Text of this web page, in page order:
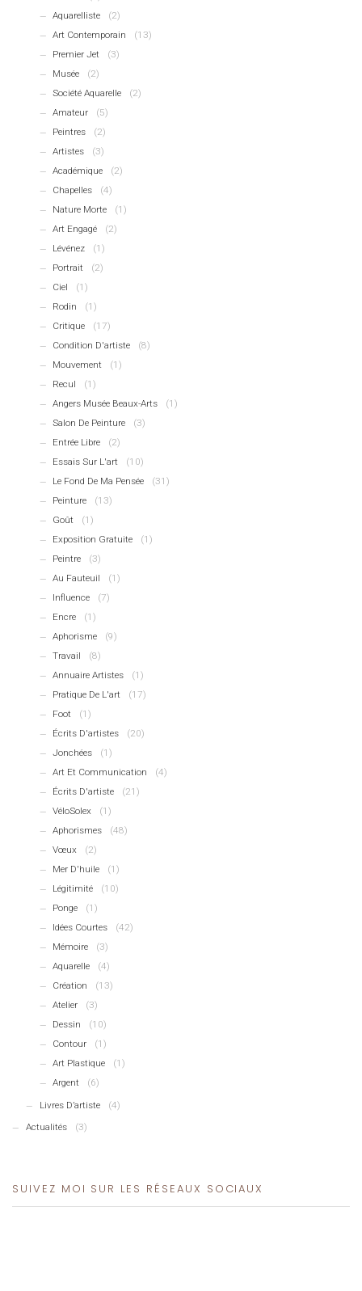
Aquarelliste
(2)
Art Contemporain
(13)
Premier Jet
(3)
Musée
(2)
Société Aquarelle
(2)
Amateur
(5)
Peintres
(2)
Artistes
(3)
Académique
(2)
Chapelles
(4)
Nature Morte
(1)
Art Engagé
(2)
Lévénez
(1)
Portrait
(2)
Ciel
(1)
Rodin
(1)
Critique
(17)
Condition D'artiste
(8)
Mouvement
(1)
Recul
(1)
Angers Musée Beaux-Arts
(1)
Salon De Peinture
(3)
Entrée Libre
(2)
Essais Sur L'art
(10)
Le Fond De Ma Pensée
(31)
Peinture
(13)
Goût
(1)
Exposition Gratuite
(1)
Peintre
(3)
Au Fauteuil
(1)
Influence
(7)
Encre
(1)
Aphorisme
(9)
Travail
(8)
Annuaire Artistes
(1)
Pratique De L'art
(17)
Foot
(1)
Écrits D'artistes
(20)
Jonchées
(1)
Art Et Communication
(4)
Écrits D'artiste
(21)
VéloSolex
(1)
Aphorismes
(48)
Vœux
(2)
Mer D'huile
(1)
Légitimité
(10)
Ponge
(1)
Idées Courtes
(42)
Mémoire
(3)
Aquarelle
(4)
Création
(13)
Atelier
(3)
Dessin
(10)
Contour
(1)
Art Plastique
(1)
Argent
(6)
Livres D’artiste
(4)
Actualités
(3)
SUIVEZ MOI SUR LES RÉSEAUX SOCIAUX